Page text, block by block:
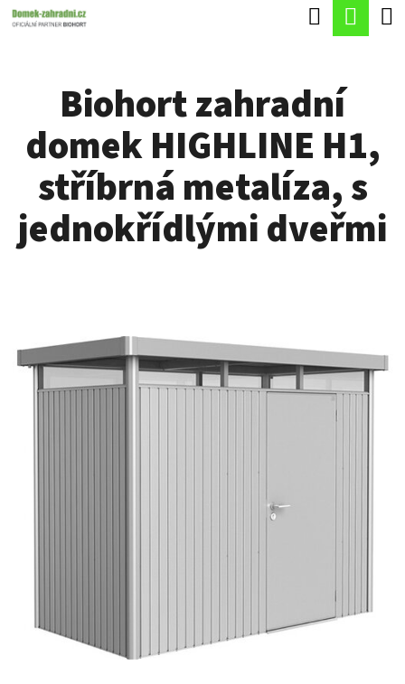
Přejít
Hledat
Biohort zahradní
domek HIGHLINE H1,
stříbrná metalíza, s
jednokřídlými dveřmi
K
O
T
U